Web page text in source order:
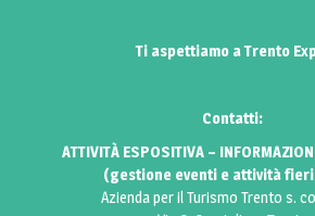
Ti aspettiamo a Trento
Contatti:
ATTIVITÀ ESPOSITIVA –
(gestione eventi e attività
Azienda per il Turismo Trento s.